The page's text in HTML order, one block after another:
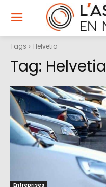
Tags Helvetia
Tag: Helvetia
Entreprises